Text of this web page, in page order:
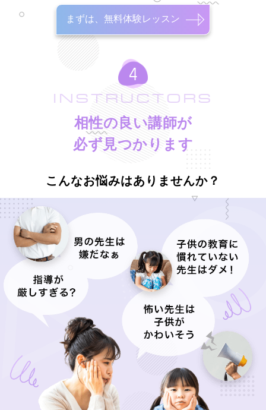
まずは、無料体験レッスン
INSTRUCTORS
相性の良い講師が
必ず見つかります
こんなお悩みはありませんか？